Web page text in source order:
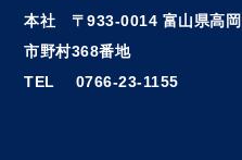
本社 〒933-0014 富山県高岡
市野村368番地
TEL 0766-23-1155